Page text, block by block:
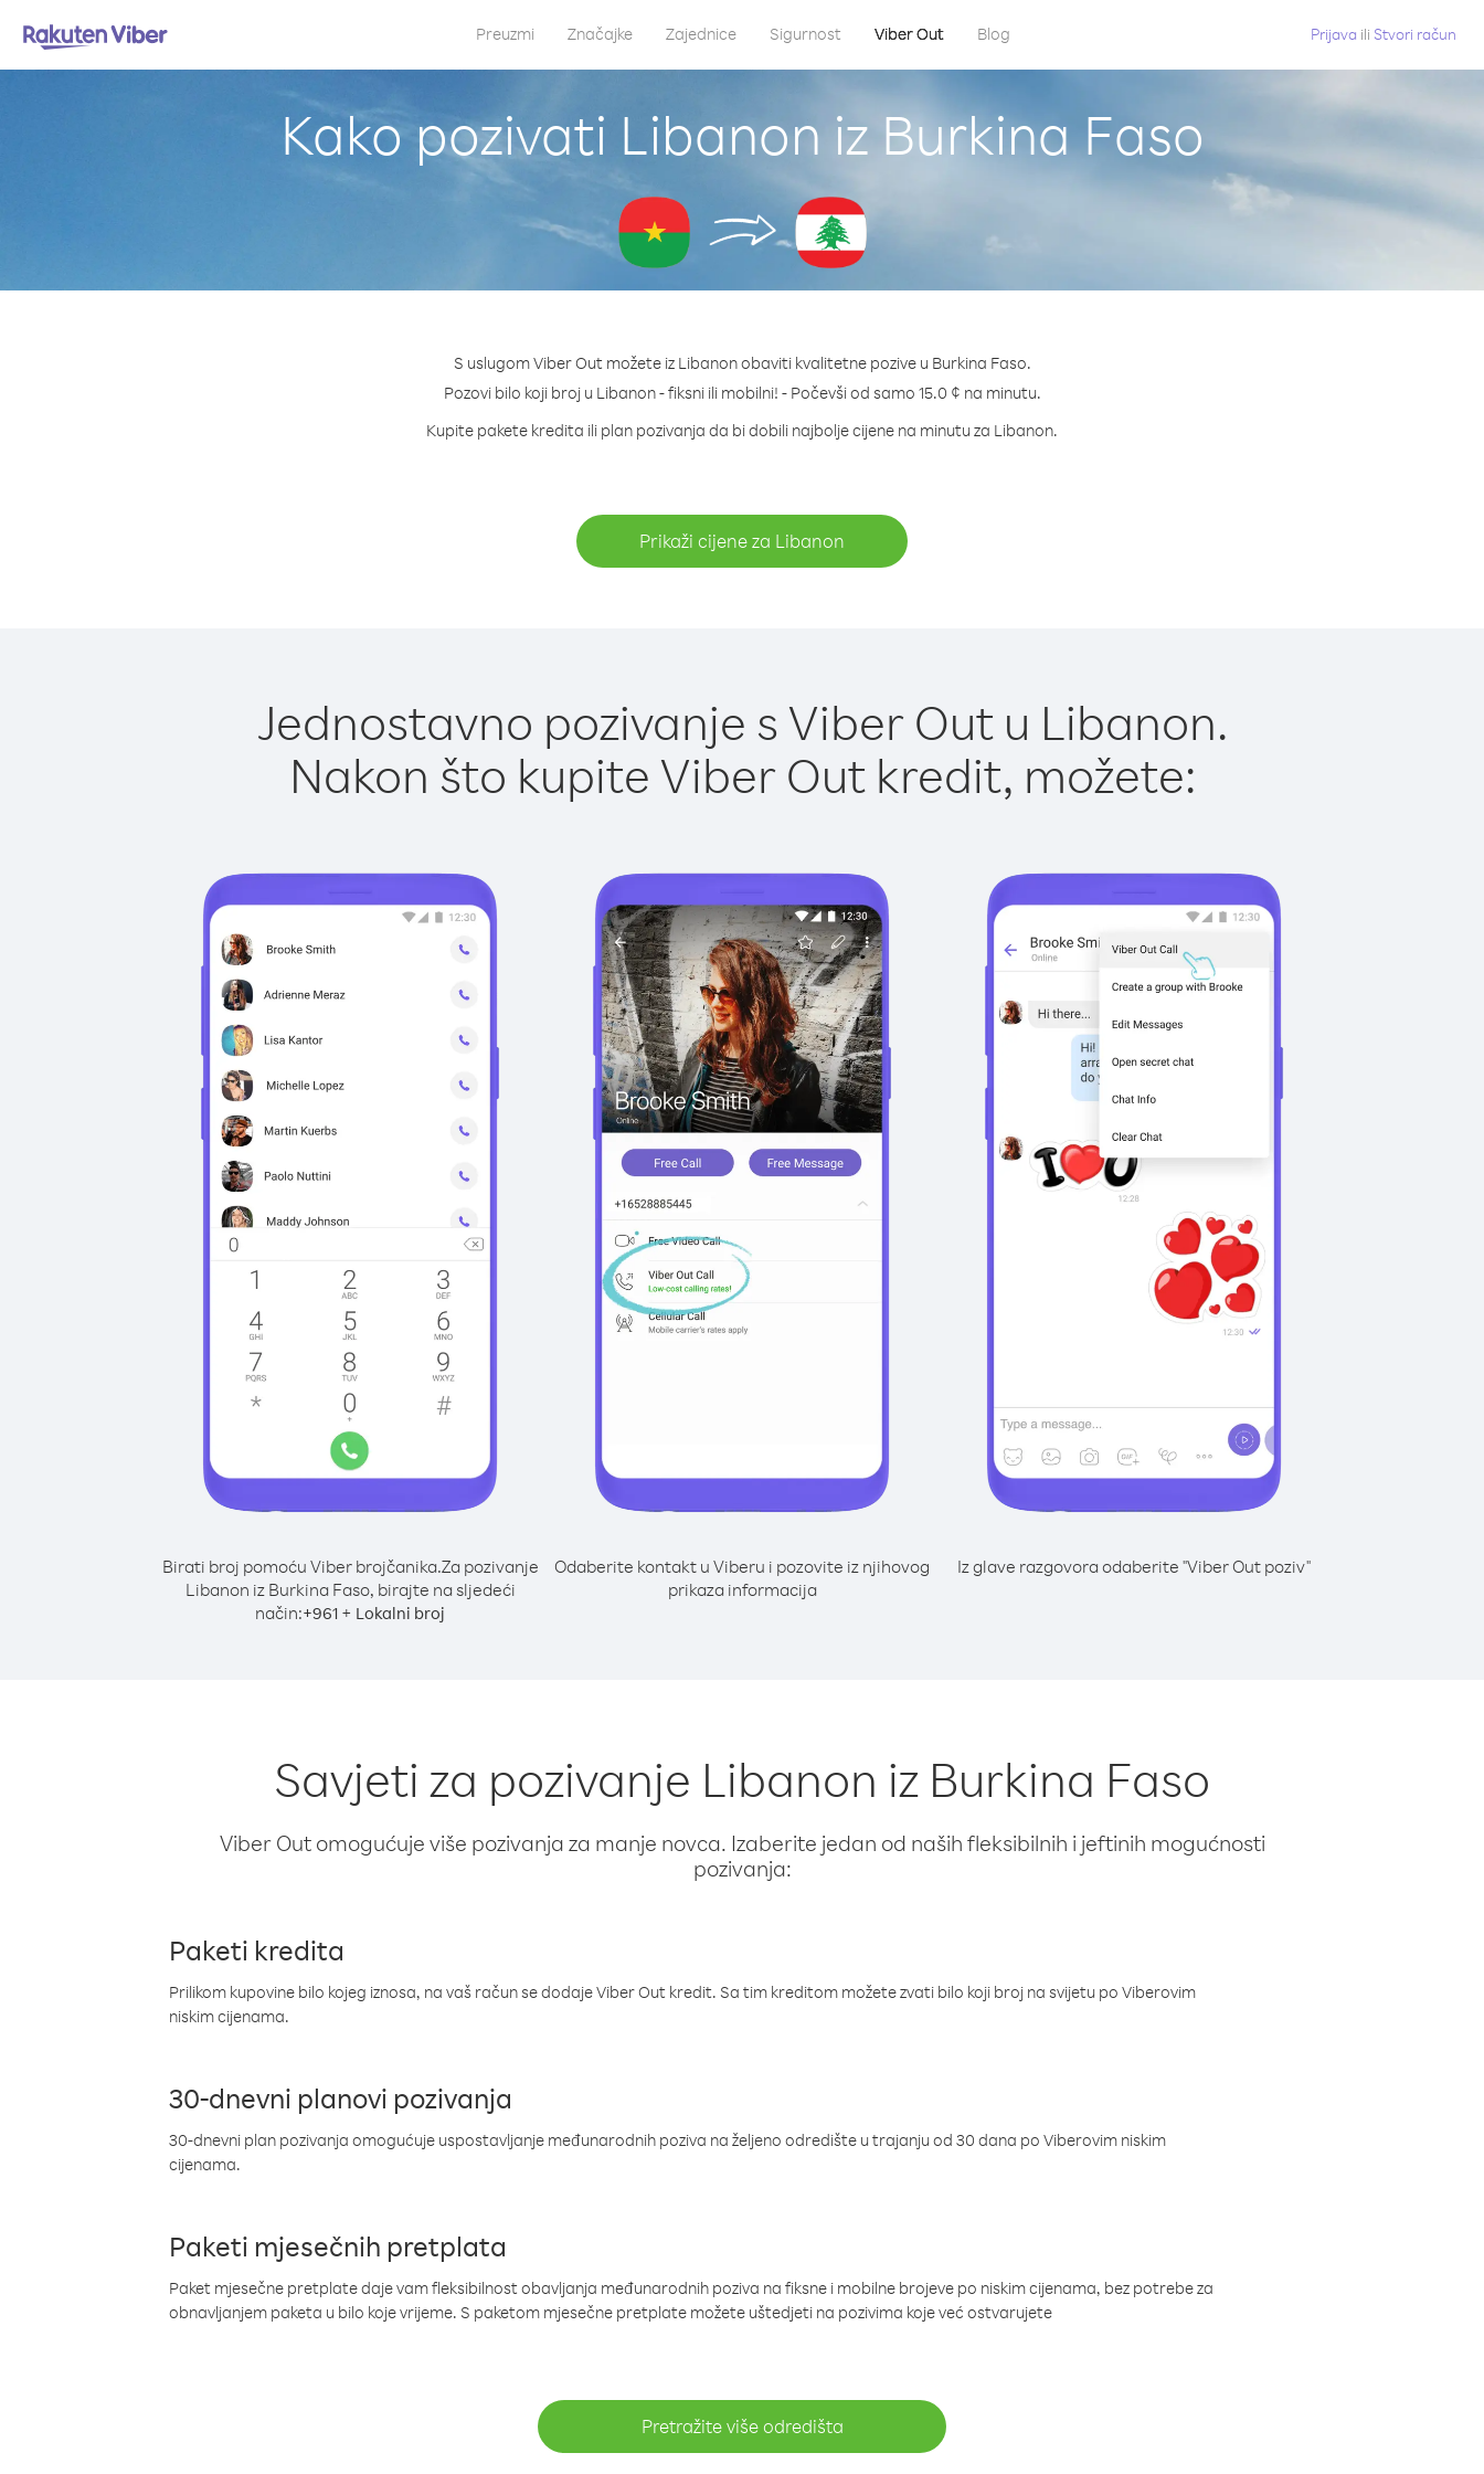
Preuzmi Značajke Zajednice Sigurnost Viber Out Blog Prijava ili Stvori račun
Kako pozivati Libanon iz Burkina Faso
S uslugom Viber Out možete iz Libanon obaviti kvalitetne pozive u Burkina Faso.
Pozovi bilo koji broj u Libanon - fiksni ili mobilni! - Počevši od samo 15.0 ¢ na minutu.
Kupite pakete kredita ili plan pozivanja da bi dobili najbolje cijene na minutu za Libanon.
Prikaži cijene za Libanon
Jednostavno pozivanje s Viber Out u Libanon.
Nakon što kupite Viber Out kredit, možete:
Birati broj pomoću Viber brojčanika.Za pozivanje
Libanon iz Burkina Faso, birajte na sljedeći
način:+961 + Lokalni broj
Odaberite kontakt u Viberu i pozovite iz njihovog
prikaza informacija
Iz glave razgovora odaberite "Viber Out poziv"
Savjeti za pozivanje Libanon iz Burkina Faso
Viber Out omogućuje više pozivanja za manje novca. Izaberite jedan od naših fleksibilnih i jeftinih mogućnosti
pozivanja:
Paketi kredita
Prilikom kupovine bilo kojeg iznosa, na vaš račun se dodaje Viber Out kredit. Sa tim kreditom možete zvati bilo koji broj na svijetu po Viberovim
niskim cijenama.
30-dnevni planovi pozivanja
30-dnevni plan pozivanja omogućuje uspostavljanje međunarodnih poziva na željeno odredište u trajanju od 30 dana po Viberovim niskim
cijenama.
Paketi mjesečnih pretplata
Paket mjesečne pretplate daje vam fleksibilnost obavljanja međunarodnih poziva na fiksne i mobilne brojeve po niskim cijenama, bez potrebe za
obnavljanjem paketa u bilo koje vrijeme. S paketom mjesečne pretplate možete uštedjeti na pozivima koje već ostvarujete
Pretražite više odredišta